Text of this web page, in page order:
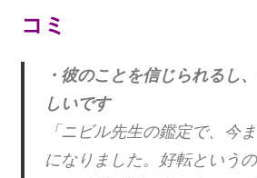
コミ
・彼のことを信じられるし
しいです
「ニビル先生の鑑定で、今
になりました。好転というの